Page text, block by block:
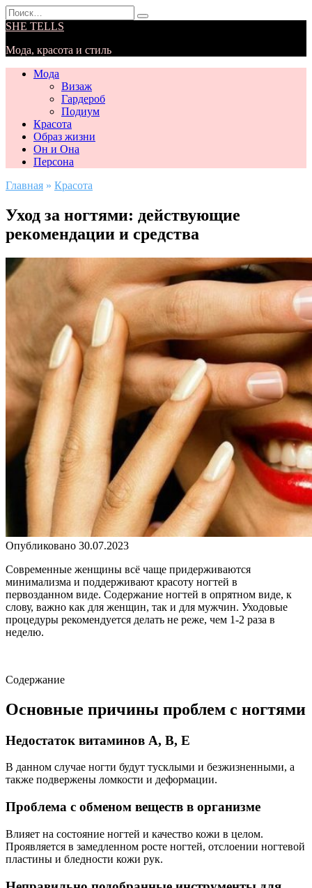
Перейти
к
Search
for:
SHE TELLS
Мода, красота и стиль
Мода
Визаж
Гардероб
Подиум
Красота
Образ жизни
Он и Она
Персона
Главная » Красота
Уход за ногтями: действующие
рекомендации и средства
Опубликовано 30.07.2023
Современные женщины всё чаще придерживаются
минимализма и поддерживают красоту ногтей в
первозданном виде. Содержание ногтей в опрятном виде, к
слову, важно как для женщин, так и для мужчин. Уходовые
процедуры рекомендуется делать не реже, чем 1-2 раза в
неделю.
Содержание
Основные причины проблем с ногтями
Недостаток витаминов А, В, Е
В данном случае ногти будут тусклыми и безжизненными, а
также подвержены ломкости и деформации.
Проблема с обменом веществ в организме
Влияет на состояние ногтей и качество кожи в целом.
Проявляется в замедленном росте ногтей, отслоении ногтевой
пластины и бледности кожи рук.